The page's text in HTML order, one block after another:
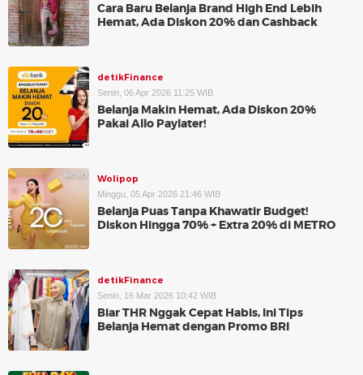
Cara Baru Belanja Brand High End Lebih
Hemat, Ada Diskon 20% dan Cashback
detikFinance
Senin, 06 Apr 2026 11:25 WIB
Belanja Makin Hemat, Ada Diskon 20%
Pakai Allo Paylater!
Wolipop
Minggu, 05 Apr 2026 21:46 WIB
Belanja Puas Tanpa Khawatir Budget!
Diskon Hingga 70% + Extra 20% di METRO
detikFinance
Senin, 16 Mar 2026 10:42 WIB
Biar THR Nggak Cepat Habis, Ini Tips
Belanja Hemat dengan Promo BRI